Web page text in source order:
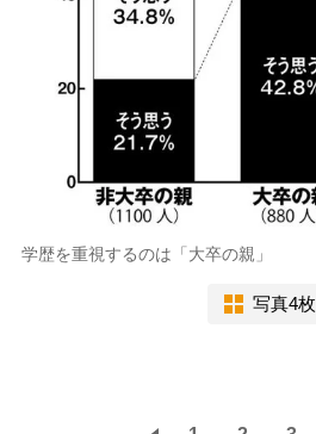
学歴を重視するのは「大卒の親」
写真4枚